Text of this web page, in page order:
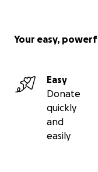
Your easy,
Easy
Donate
quickly
and
easily